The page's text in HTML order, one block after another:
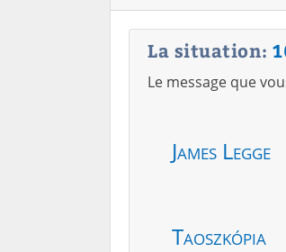
La situation:
Le message que
James Legge
Taoszkópia